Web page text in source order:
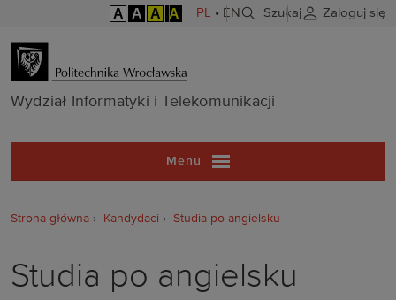
A A A A PL • EN Szukaj Zaloguj się
Wydział
Wydział Informatyki i Telekomunikacji
Menu
Strona główna Kandydaci Studia po angielsku
Studia po angielsku